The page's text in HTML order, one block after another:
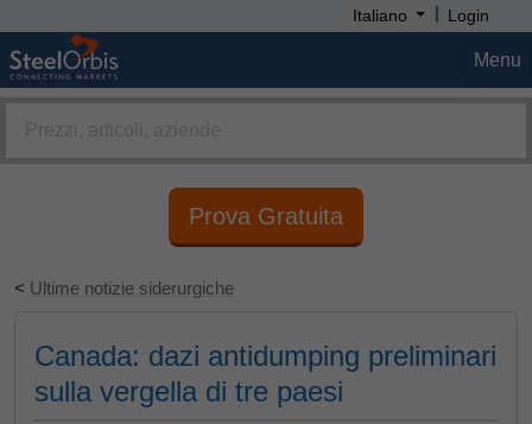
Italiano | Login
Menu
Prova Gratuita
< Ultime notizie siderurgiche
Canada: dazi antidumping preliminari
sulla vergella di tre paesi